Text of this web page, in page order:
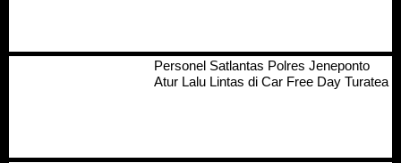
Personel Satlantas Polres Jeneponto
Atur Lalu Lintas di Car Free Day Turatea